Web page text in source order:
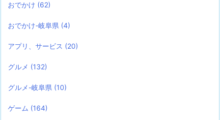
おでかけ (62)
おでかけ-岐阜県 (4)
アプリ、サービス (20)
グルメ (132)
グルメ-岐阜県 (10)
ゲーム (164)